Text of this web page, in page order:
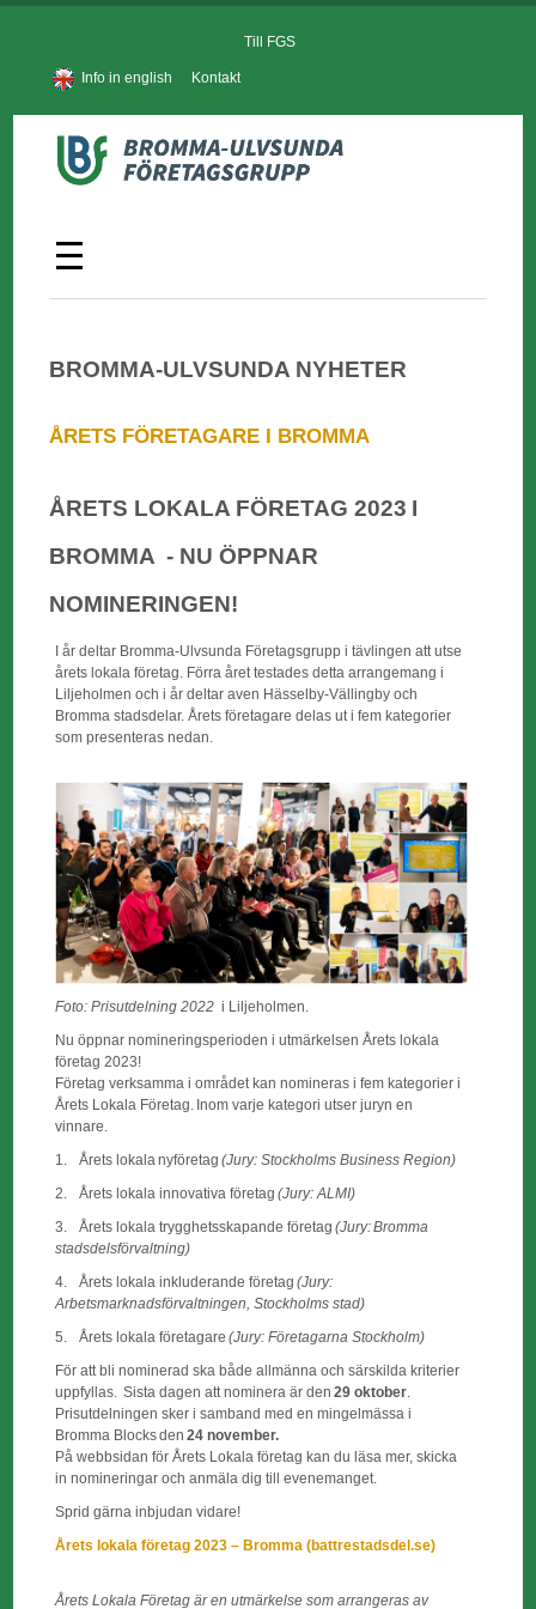
Till FGS
Info in english Kontakt
BROMMA-ULVSUNDA NYHETER
ÅRETS FÖRETAGARE I BROMMA
ÅRETS LOKALA FÖRETAG 2023 I
BROMMA - NU ÖPPNAR
NOMINERINGEN!
I år deltar Bromma-Ulvsunda Företagsgrupp i tävlingen att utse
årets lokala företag. Förra året testades detta arrangemang i
Liljeholmen och i år deltar aven Hässelby-Vällingby och
Bromma stadsdelar. Årets företagare delas ut i fem kategorier
som presenteras nedan.
Foto: Prisutdelning 2022 i Liljeholmen.
Nu öppnar nomineringsperioden i utmärkelsen Årets lokala
företag 2023!
Företag verksamma i området kan nomineras i fem kategorier i
Årets Lokala Företag. Inom varje kategori utser juryn en
vinnare.
1.Årets lokala nyföretag(Jury: Stockholms Business Region)
2.Årets lokala innovativa företag(Jury: ALMI)
3.Årets lokala trygghetsskapande företag(Jury: Bromma
stadsdelsförvaltning)
4.Årets lokala inkluderande företag(Jury:
Arbetsmarknadsförvaltningen, Stockholms stad)
5.Årets lokala företagare(Jury: Företagarna Stockholm)
För att bli nominerad ska både allmänna och särskilda kriterier
uppfyllas. Sista dagen att nominera är den 29 oktober
Prisutdelningen sker i samband med en mingelmässa i
Bromma Blocks den24 november.
På webbsidan för Årets Lokala företag kan du läsa mer, skicka
in nomineringar och anmäla dig till evenemanget.
Sprid gärna inbjudan vidare!
Årets lokala företag 2023 – Bromma (battrestadsdel.se)
Årets Lokala Företag är en utmärkelse som arrangeras av